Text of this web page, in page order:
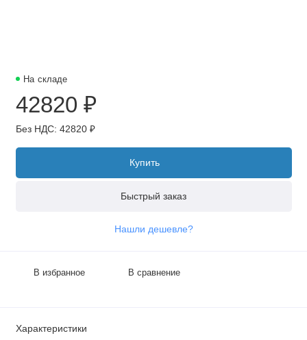
На складе
42820 ₽
Без НДС: 42820 ₽
Купить
Быстрый заказ
Нашли дешевле?
В избранное В сравнение
Характеристики